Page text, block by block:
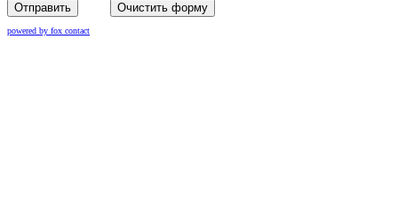
Отправить Очистить форму
powered by fox contact